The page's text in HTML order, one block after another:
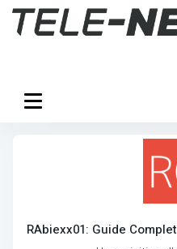
RAbiexx01: Guide